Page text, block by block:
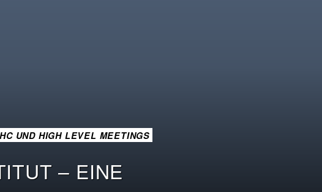
UND HIGH LEVEL MEETINGS
– EINE